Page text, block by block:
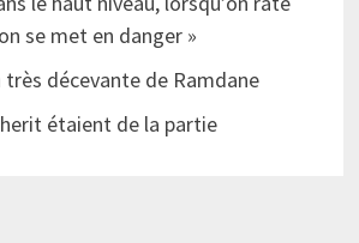
se met en danger »
décevante de Ramdane
étaient de la partie